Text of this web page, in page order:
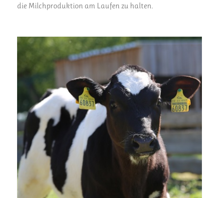
die Milchproduktion am Laufen zu halten.